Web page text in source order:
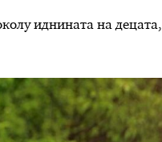
иднината на децата,